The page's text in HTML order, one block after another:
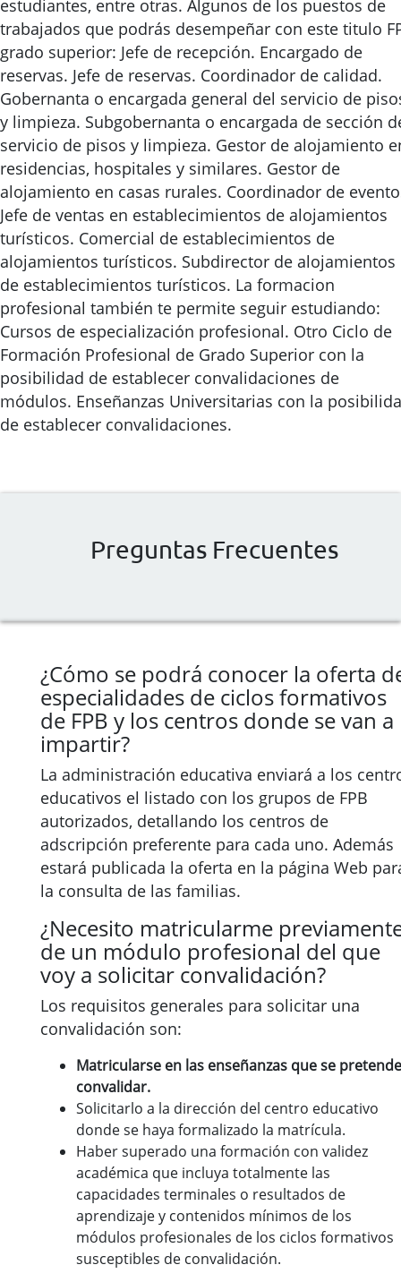
estudiantes, entre otras. Algunos de los puestos de
trabajados que podrás desempeñar con este titulo
grado superior: Jefe de recepción. Encargado de
reservas. Jefe de reservas. Coordinador de calidad.
Gobernanta o encargada general del servicio de
y limpieza. Subgobernanta o encargada de sección
servicio de pisos y limpieza. Gestor de alojamiento
residencias, hospitales y similares. Gestor de
alojamiento en casas rurales. Coordinador de
Jefe de ventas en establecimientos de alojamientos
turísticos. Comercial de establecimientos de
alojamientos turísticos. Subdirector de alojamientos
de establecimientos turísticos. La formacion
profesional también te permite seguir estudiando:
Cursos de especialización profesional. Otro Ciclo de
Formación Profesional de Grado Superior con la
posibilidad de establecer convalidaciones de
módulos. Enseñanzas Universitarias con la
de establecer convalidaciones.
Preguntas Frecuentes
¿Cómo se podrá conocer la oferta
especialidades de ciclos formativos
de FPB y los centros donde se van a
impartir?
La administración educativa enviará a los
educativos el listado con los grupos de FPB
autorizados, detallando los centros de
adscripción preferente para cada uno. Además
estará publicada la oferta en la página Web
la consulta de las familias.
¿Necesito matricularme
de un módulo profesional del que
voy a solicitar convalidación?
Los requisitos generales para solicitar una
convalidación son:
Matricularse en las enseñanzas que se
convalidar.
Solicitarlo a la dirección del centro educativo
donde se haya formalizado la matrícula.
Haber superado una formación con validez
académica que incluya totalmente las
capacidades terminales o resultados de
aprendizaje y contenidos mínimos de los
módulos profesionales de los ciclos formativos
susceptibles de convalidación.